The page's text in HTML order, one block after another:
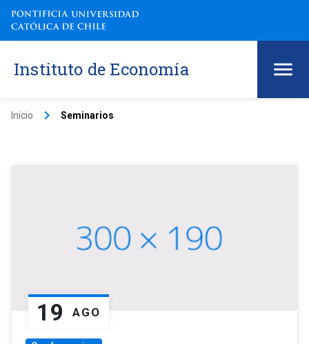
Instituto de Economía
Inicio keyboard_arrow_right Seminarios
19 AGO